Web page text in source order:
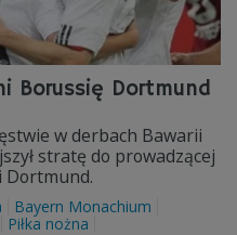
Borussię Dortmund
w derbach Bawarii
stratę do prowadzącej
Dortmund.
Bayern Monachium
Piłka nożna